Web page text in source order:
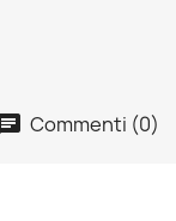
Commenti (0)